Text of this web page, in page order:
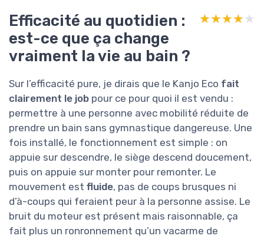
Efficacité au quotidien :
est-ce que ça change
vraiment la vie au bain ?
★★★★★
★★★★★
Sur l’efficacité pure, je dirais que le Kanjo Eco fait
clairement le job pour ce pour quoi il est vendu :
permettre à une personne avec mobilité réduite de
prendre un bain sans gymnastique dangereuse. Une
fois installé, le fonctionnement est simple : on
appuie sur descendre, le siège descend doucement,
puis on appuie sur monter pour remonter. Le
mouvement est fluide, pas de coups brusques ni
d’à-coups qui feraient peur à la personne assise. Le
bruit du moteur est présent mais raisonnable, ça
fait plus un ronronnement qu’un vacarme de